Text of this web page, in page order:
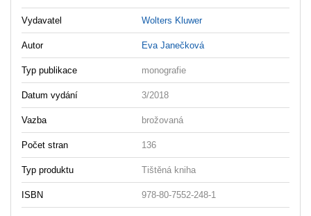
Vydavatel Wolters Kluwer
Autor Eva Janečková
Typ publikace monografie
Datum vydání 3/2018
Vazba brožovaná
Počet stran 136
Typ produktu Tištěná kniha
ISBN 978-80-7552-248-1